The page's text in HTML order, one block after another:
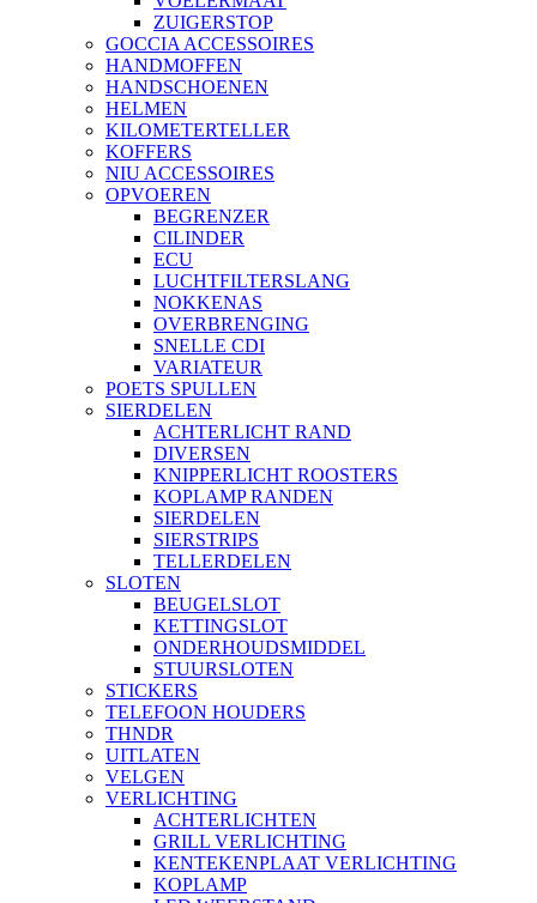
ZUIGERSTOP
GOCCIA ACCESSOIRES
HANDMOFFEN
HANDSCHOENEN
HELMEN
KILOMETERTELLER
KOFFERS
NIU ACCESSOIRES
OPVOEREN
BEGRENZER
CILINDER
ECU
LUCHTFILTERSLANG
NOKKENAS
OVERBRENGING
SNELLE CDI
VARIATEUR
POETS SPULLEN
SIERDELEN
ACHTERLICHT RAND
DIVERSEN
KNIPPERLICHT ROOSTERS
KOPLAMP RANDEN
SIERDELEN
SIERSTRIPS
TELLERDELEN
SLOTEN
BEUGELSLOT
KETTINGSLOT
ONDERHOUDSMIDDEL
STUURSLOTEN
STICKERS
TELEFOON HOUDERS
THNDR
UITLATEN
VELGEN
VERLICHTING
ACHTERLICHTEN
GRILL VERLICHTING
KENTEKENPLAAT VERLICHTING
KOPLAMP